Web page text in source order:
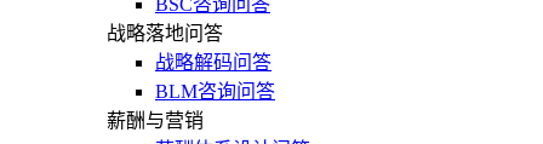
BSC咨询问答
战略落地问答
战略解码问答
BLM咨询问答
薪酬与营销